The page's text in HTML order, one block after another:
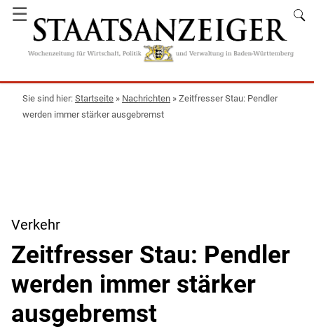
☰
Startseite » Nachrichten » Zeitfresser Stau: Pendler
werden immer stärker ausgebremst
Verkehr
Zeitfresser Stau: Pendler
werden immer stärker
ausgebremst